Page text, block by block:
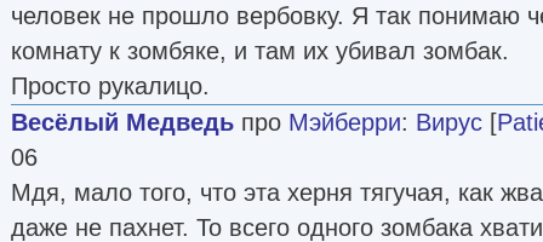
человек не прошло вербовку. Я так понимаю
комнату к зомбяке, и там их убивал зомбак.
Просто рукалицо.
Весёлый Медведь про Мэйберри: Вирус [
06
Мдя, мало того, что эта херня тягучая, как
даже не пахнет. То всего одного зомбака